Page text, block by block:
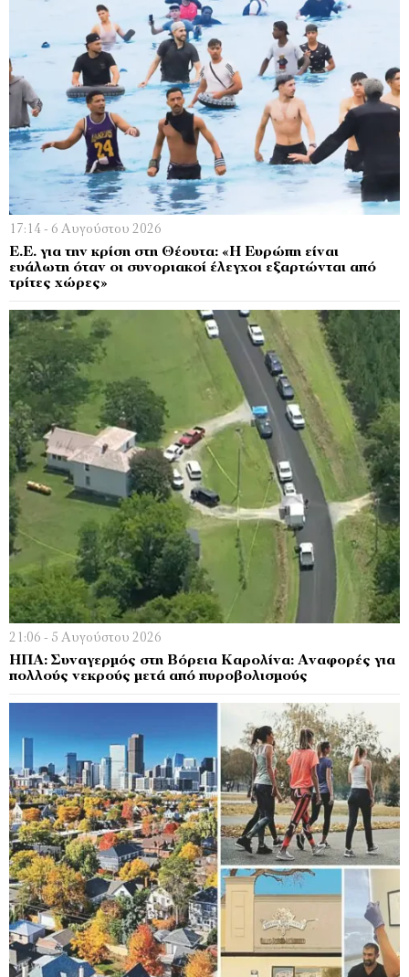
17:14 - 6 Αυγούστου 2026
Ε.Ε. για την κρίση στη Θέουτα: «Η Ευρώπη είναι
ευάλωτη όταν οι συνοριακοί έλεγχοι εξαρτώνται από
τρίτες χώρες»
21:06 - 5 Αυγούστου 2026
ΗΠΑ: Συναγερμός στη Βόρεια Καρολίνα: Αναφορές για
πολλούς νεκρούς μετά από πυροβολισμούς